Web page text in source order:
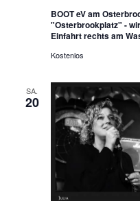
BOOT eV am
"Osterbrookplatz" -
Einfahrt rechts am
Kostenlos
SA.
20